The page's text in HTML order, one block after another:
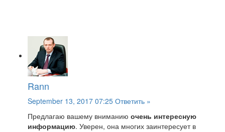
Rann
September 13, 2017 07:25 Ответить »
Предлагаю вашему вниманию очень интересную
информацию. Уверен, она многих заинтересует в